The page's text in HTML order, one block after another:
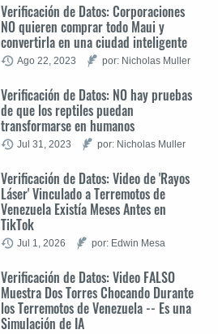
Verificación de Datos: Corporaciones
NO quieren comprar todo Maui y
convertirla en una ciudad inteligente
Ago 22, 2023 por: Nicholas Muller
Verificación de Datos: NO hay pruebas
de que los reptiles puedan
transformarse en humanos
Jul 31, 2023 por: Nicholas Muller
Verificación de Datos: Video de 'Rayos
Láser' Vinculado a Terremotos de
Venezuela Existía Meses Antes en
TikTok
Jul 1, 2026 por: Edwin Mesa
Verificación de Datos: Video FALSO
Muestra Dos Torres Chocando Durante
los Terremotos de Venezuela -- Es una
Simulación de IA